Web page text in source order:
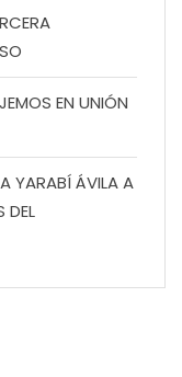
EN UNIÓN
YARABÍ ÁVILA A
DEL